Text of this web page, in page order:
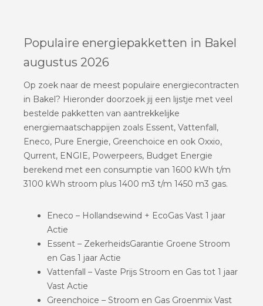
Populaire energiepakketten in Bakel
augustus 2026
Op zoek naar de meest populaire energiecontracten
in Bakel? Hieronder doorzoek jij een lijstje met veel
bestelde pakketten van aantrekkelijke
energiemaatschappijen zoals Essent, Vattenfall,
Eneco, Pure Energie, Greenchoice en ook Oxxio,
Qurrent, ENGIE, Powerpeers, Budget Energie
berekend met een consumptie van 1600 kWh t/m
3100 kWh stroom plus 1400 m3 t/m 1450 m3 gas.
Eneco – Hollandsewind + EcoGas Vast 1 jaar
Actie
Essent – ZekerheidsGarantie Groene Stroom
en Gas 1 jaar Actie
Vattenfall – Vaste Prijs Stroom en Gas tot 1 jaar
Vast Actie
Greenchoice – Stroom en Gas Groenmix Vast